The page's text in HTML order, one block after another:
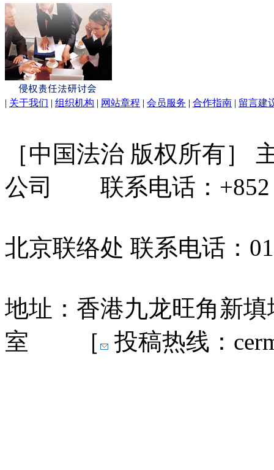
| 关于我们 | 组织机构 | 网站章程 | 会员服务 | 合作指南 | 留言建
［中国法治 版权所有］
公司 联系电话：+852
北京联络处 联系电话：
地址：香港九龙旺角新
室 ［
投稿热线：